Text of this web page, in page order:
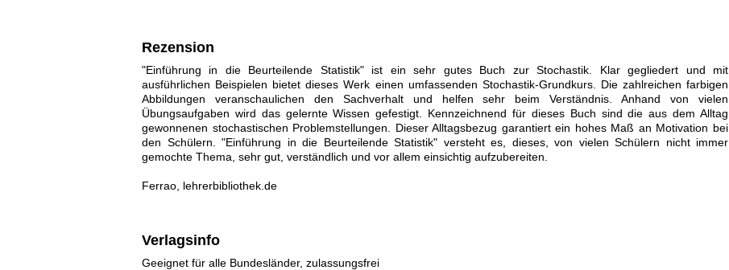
Rezension
"Einführung in die Beurteilende Statistik" ist ein sehr gutes Buch zur Stochastik. Klar gegliedert und mit
ausführlichen Beispielen bietet dieses Werk einen umfassenden Stochastik-Grundkurs. Die zahlreichen farbigen
Abbildungen veranschaulichen den Sachverhalt und helfen sehr beim Verständnis. Anhand von vielen
Übungsaufgaben wird das gelernte Wissen gefestigt. Kennzeichnend für dieses Buch sind die aus dem Alltag
gewonnenen stochastischen Problemstellungen. Dieser Alltagsbezug garantiert ein hohes Maß an Motivation bei
den Schülern. "Einführung in die Beurteilende Statistik" versteht es, dieses, von vielen Schülern nicht immer
gemochte Thema, sehr gut, verständlich und vor allem einsichtig aufzubereiten.
Ferrao, lehrerbibliothek.de
Verlagsinfo
Geeignet für alle Bundesländer, zulassungsfrei